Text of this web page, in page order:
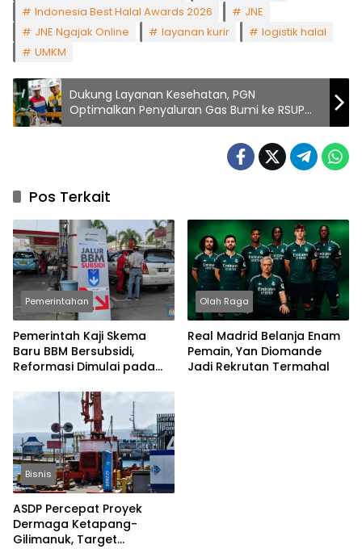
Indonesia Best Halal Awards 2026
JNE
JNE Ngajak Online
layanan kurir
logistik halal
UMKM
Dukung Layanan Kesehatan, PGN
Optimalkan Penyaluran Gas Bumi ke RSUP
Dr. Sardjito
Pos Terkait
Pemerintahan
Pemerintah Kaji Skema
Baru BBM Bersubsidi,
Reformasi Dimulai pada
Olah Raga
Real Madrid Belanja Enam
Pemain, Yan Diomande
Jadi Rekrutan Termahal
Bisnis
ASDP Percepat Proyek
Dermaga Ketapang-
Gilimanuk, Target